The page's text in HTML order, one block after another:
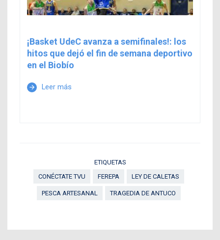
¡Basket UdeC avanza a semifinales!: los
hitos que dejó el fin de semana deportivo
en el Biobío
arrow_forward Leer más
ETIQUETAS
CONÉCTATE TVU
FEREPA LEY DE CALETAS
PESCA ARTESANAL TRAGEDIA DE ANTUCO